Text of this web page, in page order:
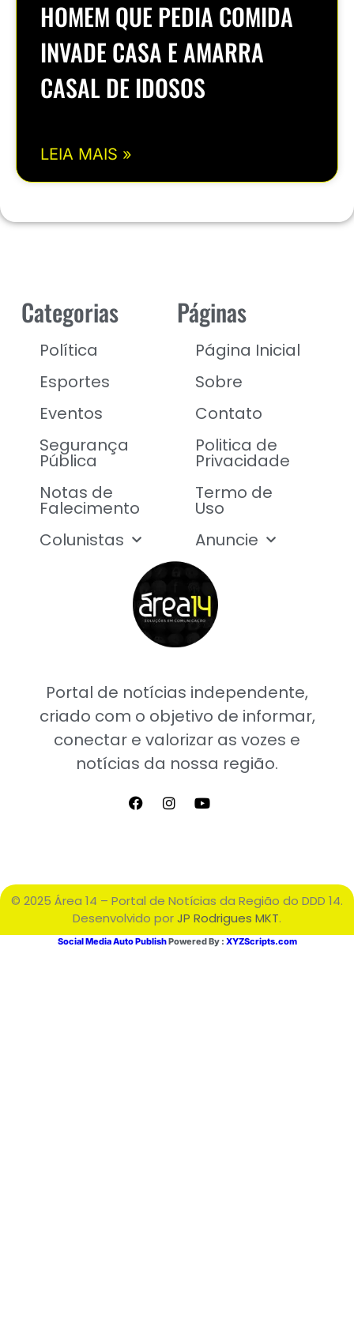
HOMEM QUE PEDIA COMIDA
INVADE CASA E AMARRA
CASAL DE IDOSOS
LEIA MAIS »
Portal de notícias independente,
criado com o objetivo de informar,
conectar e valorizar as vozes e
notícias da nossa região.
Categorias
Política
Esportes
Eventos
Segurança
Pública
Notas de
Falecimento
Colunistas
Páginas
Página Inicial
Sobre
Contato
Politica de
Privacidade
Termo de
Uso
Anuncie
© 2025 Área 14 – Portal de Notícias da Região do DDD 14.
Desenvolvido porJP Rodrigues MKT.
Social Media Auto PublishPowered By : XYZScripts.com